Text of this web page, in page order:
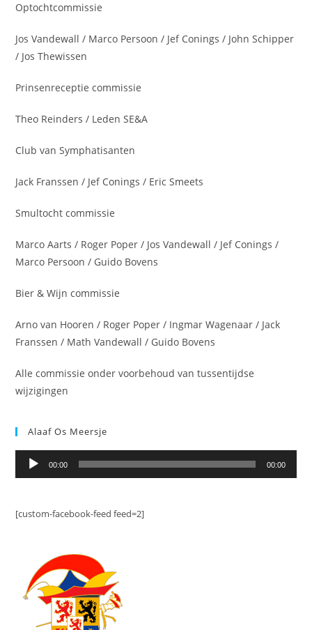
Optochtcommissie
Jos Vandewall / Marco Persoon / Jef Conings / John Schipper
/ Jos Thewissen
Prinsenreceptie commissie
Theo Reinders / Leden SE&A
Club van Symphatisanten
Jack Franssen / Jef Conings / Eric Smeets
Smultocht commissie
Marco Aarts / Roger Poper / Jos Vandewall / Jef Conings /
Marco Persoon / Guido Bovens
Bier & Wijn commissie
Arno van Hooren / Roger Poper / Ingmar Wagenaar / Jack
Franssen / Math Vandewall / Guido Bovens
Alle commissie onder voorbehoud van tussentijdse
wijzigingen
Alaaf Os Meersje
Audiospeler
00:00 00:00
[custom-facebook-feed feed=2]